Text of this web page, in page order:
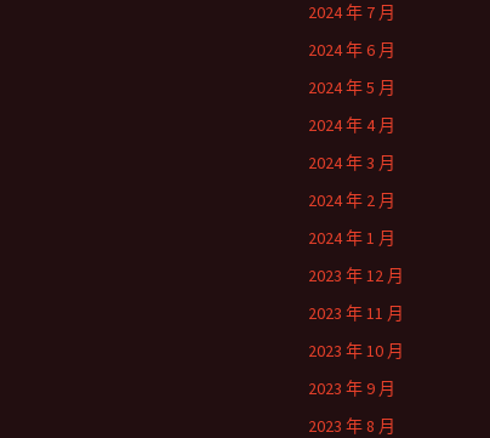
2024 年 7 月
2024 年 6 月
2024 年 5 月
2024 年 4 月
2024 年 3 月
2024 年 2 月
2024 年 1 月
2023 年 12 月
2023 年 11 月
2023 年 10 月
2023 年 9 月
2023 年 8 月